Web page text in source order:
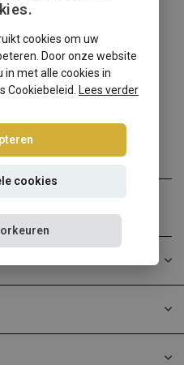
F30/F31 schroefset
F31? Kies...
cookies om uw
Door onze website
met alle cookies in
Lees verder
cookies